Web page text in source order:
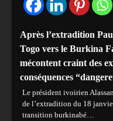
Après l’extradition
Togo vers le Burkina
mécontent craint des
conséquences
Le président ivoirien
de l’extradition du 18
transition burkinabé…